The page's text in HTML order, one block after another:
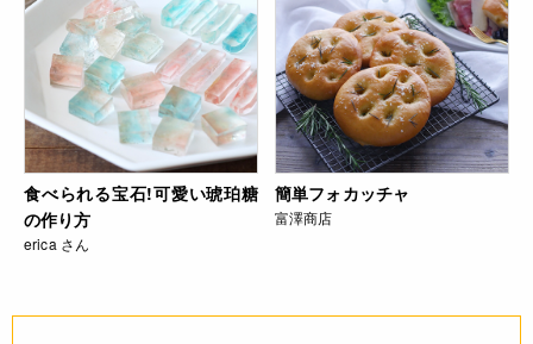
食べられる宝石!可愛い琥珀糖
の作り方
erica さん
簡単フォカッチャ
富澤商店